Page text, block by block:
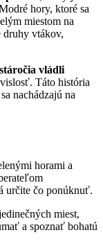
hory, ktoré sa
miestom na
druhy vtákov,
vládli
Táto história
nachádzajú na
horami a
určite čo ponúknuť.
miest,
a spoznať bohatú